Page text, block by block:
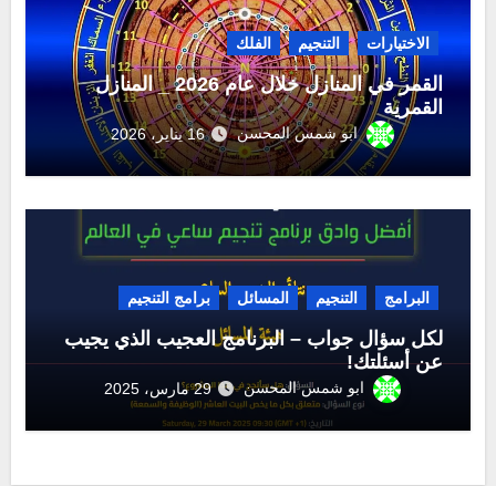
الاختيارات التنجيم الفلك
القمر في المنازل خلال عام 2026 _ المنازل
القمرية
ابو شمس المحسن 16 يناير، 2026
البرامج التنجيم المسائل برامج التنجيم
لكل سؤال جواب – البرنامج العجيب الذي يجيب
عن أسئلتك!
ابو شمس المحسن 29 مارس، 2025